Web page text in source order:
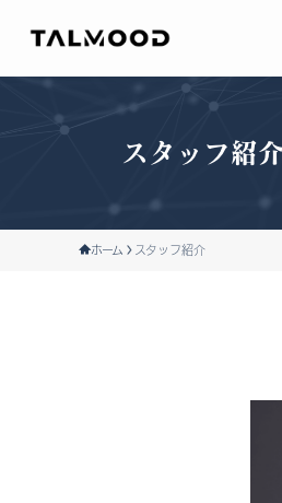
スタッフ紹
ホーム スタッフ紹介